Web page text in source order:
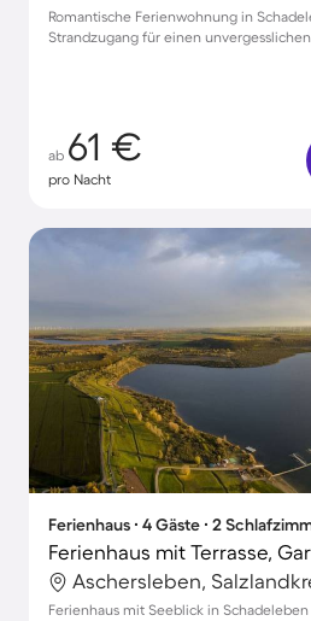
Romantische Ferienwohnung in
Strandzugang für einen
ab 61 €
pro Nacht
Ferienhaus ∙ 4 Gäste ∙ 2
Aschersleben,
Ferienhaus mit Seeblick in